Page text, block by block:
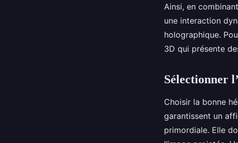
Ainsi, en
une interaction
holographique.
3D qui présente
Sélectionner
Choisir la bonne
garantissent un
primordiale. Elle